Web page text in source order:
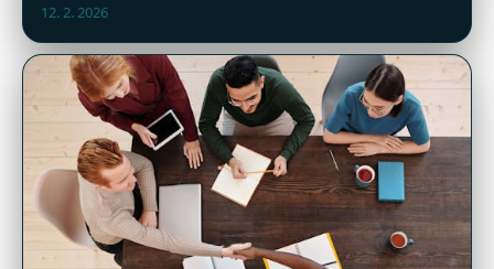
12. 2. 2026